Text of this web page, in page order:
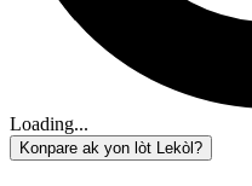
Loading...
Konpare ak yon lòt Lekòl?